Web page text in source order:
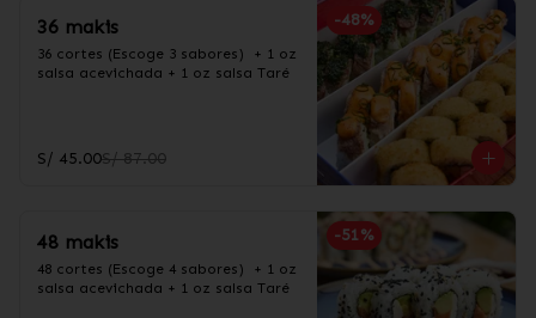
-48%
36 makis
36 cortes (Escoge 3 sabores)  + 1 oz
salsa acevichada + 1 oz salsa Taré
S/ 45.00S/ 87.00
-51%
48 makis
48 cortes (Escoge 4 sabores)  + 1 oz
salsa acevichada + 1 oz salsa Taré